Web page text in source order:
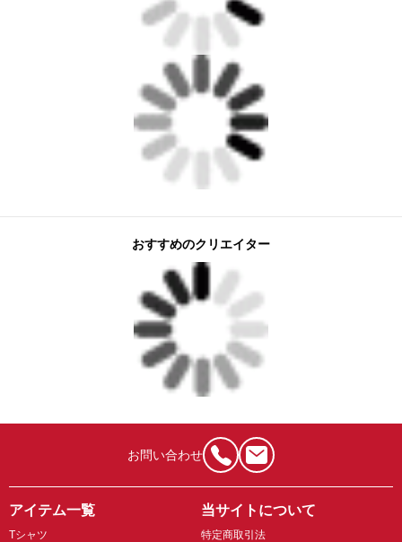
おすすめのクリエイター
お問い合わせ
アイテム一覧
Tシャツ
当サイトについて
特定商取引法